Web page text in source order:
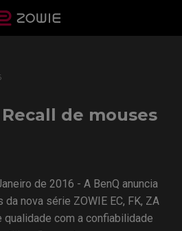
de mouses
de 2016 - A BenQ anuncia
nova série ZOWIE EC, FK, ZA
com a confiabilidade